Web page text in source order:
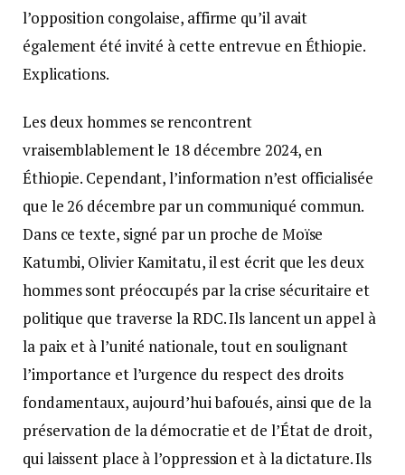
l’opposition congolaise, affirme qu’il avait
également été invité à cette entrevue en Éthiopie.
Explications.
Les deux hommes se rencontrent
vraisemblablement le 18 décembre 2024, en
Éthiopie. Cependant, l’information n’est officialisée
que le 26 décembre par un communiqué commun.
Dans ce texte, signé par un proche de Moïse
Katumbi, Olivier Kamitatu, il est écrit que les deux
hommes sont préoccupés par la crise sécuritaire et
politique que traverse la RDC. Ils lancent un appel à
la paix et à l’unité nationale, tout en soulignant
l’importance et l’urgence du respect des droits
fondamentaux, aujourd’hui bafoués, ainsi que de la
préservation de la démocratie et de l’État de droit,
qui laissent place à l’oppression et à la dictature. Ils